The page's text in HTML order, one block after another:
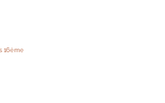
16ème